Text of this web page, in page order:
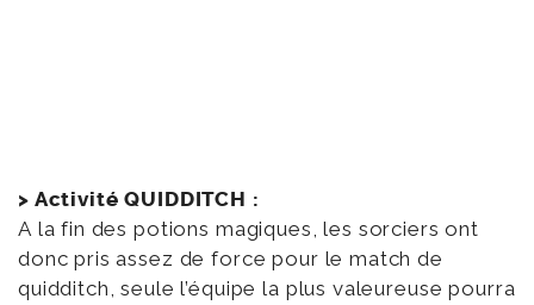
> Activité QUIDDITCH :
A la fin des potions magiques, les sorciers ont
donc pris assez de force pour le match de
quidditch, seule l’équipe la plus valeureuse pourra